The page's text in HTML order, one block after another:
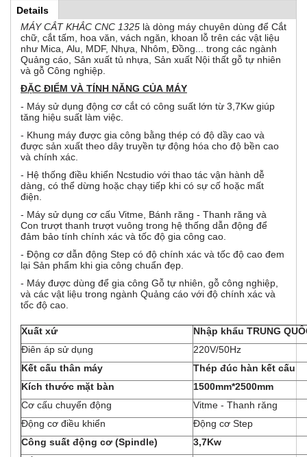
H
o
o
n
a
G
Details
a
c
t
i
v
e
t
b
)
MÁY CẮT KHẮC CNC 1325 là dòng máy chuyên dùng để Cắt
chữ, cắt tấm, hoa văn, vách ngăn, khoan lỗ trên các vật liệu
như Mica, Alu, MDF, Nhựa, Nhôm, Đồng... trong các ngành
Quảng cáo, Sản xuất tủ nhựa, Sản xuất Nội thất gỗ tự nhiên
và gỗ Công nghiệp.
ĐẶC ĐIỂM VÀ TÍNH NĂNG CỦA MÁY
- Máy sử dụng động cơ cắt có công suất lớn từ 3,7Kw giúp
tăng hiệu suất làm việc.
- Khung máy được gia công bằng thép có độ dầy cao và
được sản xuất theo dây truyền tự động hóa cho độ bền cao
và chính xác.
- Hệ thống điều khiển Ncstudio với thao tác vận hành dễ
dàng, có thể dừng hoặc chạy tiếp khi có sự cố hoặc mất
điện.
- Máy sử dụng cơ cấu Vitme, Bánh răng - Thanh răng và
Con trượt thanh trượt vuông trong hệ thống dẫn động để
đảm bảo tính chính xác và tốc độ gia công cao.
- Động cơ dẫn động Step có độ chính xác và tốc độ cao đem
lại Sản phẩm khi gia công chuẩn đẹp.
- Máy được dùng để gia công Gỗ tự nhiên, gỗ công nghiệp,
và các vật liệu trong ngành Quảng cáo với độ chính xác và
tốc độ cao.
Xuất xứ
Nhập khẩu TRUNG
Điên áp sử dụng
220V/50Hz
Kết cấu thân máy
Thép đúc hàn kết cấu
Kích thước mặt bàn
1500mm*2500mm
Cơ cấu chuyển động
Vitme - Thanh răng
Động cơ điều khiển
Động cơ Step
Công suất động cơ (Spindle)
3,7Kw